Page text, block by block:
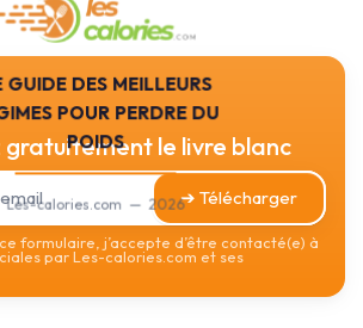
guide des meilleurs
pour perdre du
poids
Les-calories.com — 2026
gratuitement le livre blanc
➔ Télécharger
formulaire, j’accepte d’être contacté(e) à
par Les-calories.com et ses